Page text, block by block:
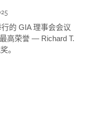
的 GIA 理事会会议
高荣誉 — Richard T.
。